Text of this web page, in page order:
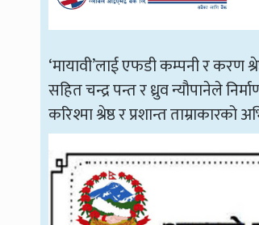
‘मायावी’लाई एफडी कम्पनी र करण
सहित चन्द्र पन्त र ध्रुव न्यौपानेले
करिश्मा श्रेष्ठ र प्रशान्त ताम्राकारको